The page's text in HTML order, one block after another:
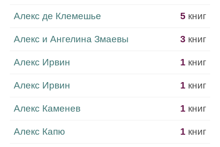
Алекс де Клемешье 5 книг
Алекс и Ангелина Змаевы 3 книг
Алекс Ирвин 1 книг
Алекс Ирвин 1 книг
Алекс Каменев 1 книг
Алекс Капю 1 книг